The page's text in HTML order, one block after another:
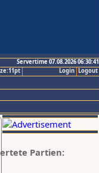
Servertime 07.08.2026 06:30:41
Logout
Login
Partien: